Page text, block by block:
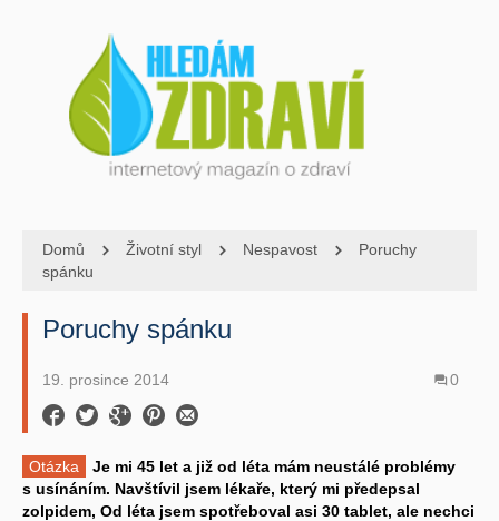
Domů Životní styl Nespavost
Poruchy
spánku
Poruchy spánku
19. prosince 2014 0
Otázka
Je mi 45 let a již od léta mám neustálé problémy
s usínáním. Navštívil jsem lékaře, který mi předepsal
zolpidem, Od léta jsem spotřeboval asi 30 tablet, ale nechci